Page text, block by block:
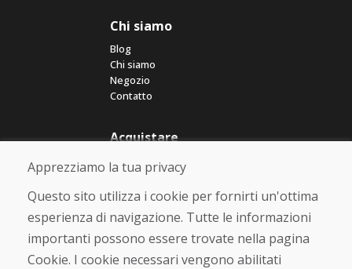
Chi siamo
Blog
Chi siamo
Negozio
Contatto
Acquistare
Negozio online
Termini e condizioni commerciali
Spedizione e pagamento
Reso e cambio merce
Protezione dei dati personali
Cookies
Apprezziamo la tua privacy
Questo sito utilizza i cookie per fornirti un'ottima
esperienza di navigazione. Tutte le informazioni
importanti possono essere trovate nella pagina
Cookie. I cookie necessari vengono abilitati